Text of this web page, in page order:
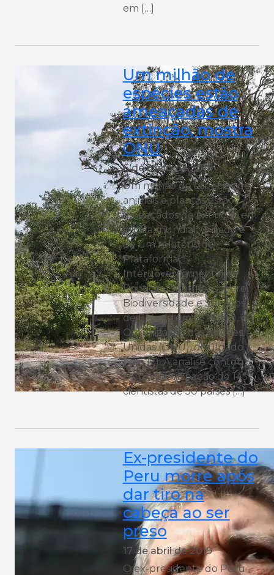
em […]
Um milhão de
espécies estão
ameaçadas de
extinção, mostra
ONU
6 de maio de 2019
Um milhão de espécies de
animais e plantas estão
ameaçados de extinção em
escala mundial. O dado é
de um relatório da
Plataforma
Intergovernamental de
Políticas Científicas sobre
Biodiversidade e Serviços
de Ecossistema (IPBES), da
Organização das Nações
Unidas (ONU), divulgado
hoje (6). A análise contou
com a participação de 145
cientistas de 50 países […]
Ex-presidente do
Peru morre após
dar tiro na
cabeça ao ser
preso
17 de abril de 2019
O ex-presidente do Peru